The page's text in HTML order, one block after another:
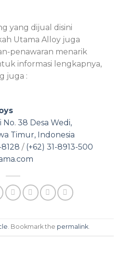
yang dijual disini
Utama Alloy juga
penawaran menarik
informasi lengkapnya,
juga :
No. 38 Desa Wedi,
Timur, Indonesia
8128 / (+62) 31-8913-500
. Bookmark the permalink.